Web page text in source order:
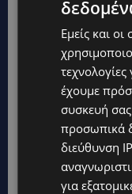
Εμείς και
έχουμε
συσκευή
προσωπικά
διεύθυνση
για